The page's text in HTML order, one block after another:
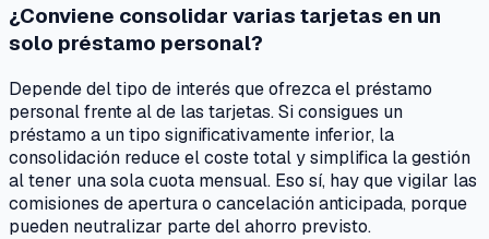
¿Conviene consolidar varias tarjetas en un
solo préstamo personal?
Depende del tipo de interés que ofrezca el préstamo
personal frente al de las tarjetas. Si consigues un
préstamo a un tipo significativamente inferior, la
consolidación reduce el coste total y simplifica la gestión
al tener una sola cuota mensual. Eso sí, hay que vigilar las
comisiones de apertura o cancelación anticipada, porque
pueden neutralizar parte del ahorro previsto.